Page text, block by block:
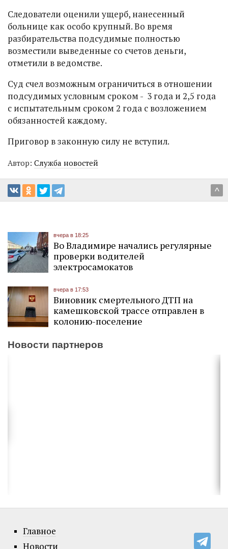
Следователи оценили ущерб, нанесенный
больнице как особо крупный. Во время
разбирательства подсудимые полностью
возместили выведенные со счетов деньги,
отметили в ведомстве.
Суд счел возможным ограничиться в отношении
подсудимых условным сроком - 3 года и 2,5 года
с испытательным сроком 2 года с возложением
обязанностей каждому.
Приговор в законную силу не вступил.
Автор: Служба новостей
^
вчера в 18:25
Во Владимире начались регулярные
проверки водителей
электросамокатов
вчера в 17:53
Виновник смертельного ДТП на
камешковской трассе отправлен в
колонию-поселение
Новости партнеров
Главное
Новости